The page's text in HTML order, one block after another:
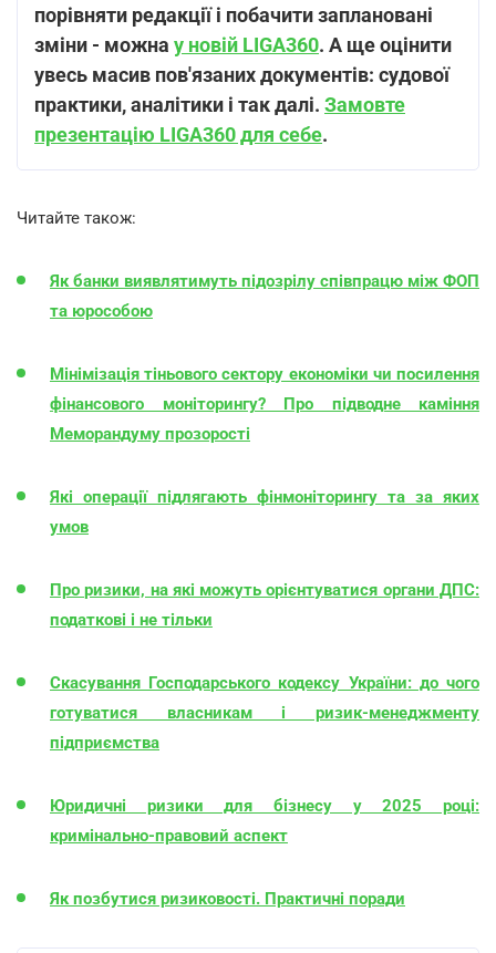
порівняти редакції і побачити заплановані
зміни - можна у новій LIGA360. А ще оцінити
увесь масив пов'язаних документів: судової
практики, аналітики і так далі. Замовте
презентацію LIGA360 для себе.
Читайте також:
Як банки виявлятимуть підозрілу співпрацю між ФОП
та юрособою
Мінімізація тіньового сектору економіки чи посилення
фінансового моніторингу? Про підводне каміння
Меморандуму прозорості
Які операції підлягають фінмоніторингу та за яких
умов
Про ризики, на які можуть орієнтуватися органи ДПС:
податкові і не тільки
Скасування Господарського кодексу України: до чого
готуватися власникам і ризик-менеджменту
підприємства
Юридичні ризики для бізнесу у 2025 році:
кримінально-правовий аспект
Як позбутися ризиковості. Практичні поради